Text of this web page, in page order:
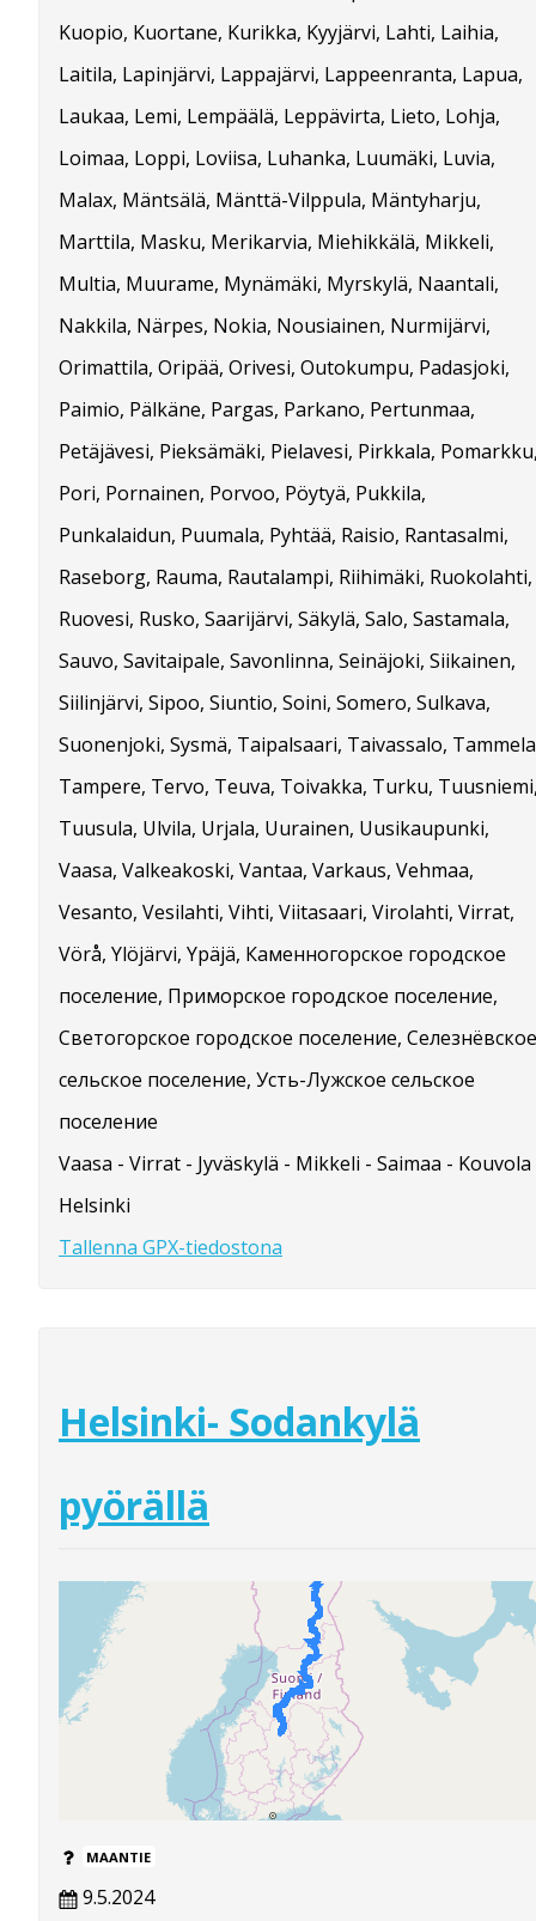
Kuopio, Kuortane, Kurikka, Kyyjärvi, Lahti, Laihia,
Laitila, Lapinjärvi, Lappajärvi, Lappeenranta, Lapua,
Laukaa, Lemi, Lempäälä, Leppävirta, Lieto, Lohja,
Loimaa, Loppi, Loviisa, Luhanka, Luumäki, Luvia,
Malax, Mäntsälä, Mänttä-Vilppula, Mäntyharju,
Marttila, Masku, Merikarvia, Miehikkälä, Mikkeli,
Multia, Muurame, Mynämäki, Myrskylä, Naantali,
Nakkila, Närpes, Nokia, Nousiainen, Nurmijärvi,
Orimattila, Oripää, Orivesi, Outokumpu, Padasjoki,
Paimio, Pälkäne, Pargas, Parkano, Pertunmaa,
Petäjävesi, Pieksämäki, Pielavesi, Pirkkala,
Pori, Pornainen, Porvoo, Pöytyä, Pukkila,
Punkalaidun, Puumala, Pyhtää, Raisio, Rantasalmi,
Raseborg, Rauma, Rautalampi, Riihimäki, Ruokolahti,
Ruovesi, Rusko, Saarijärvi, Säkylä, Salo, Sastamala,
Sauvo, Savitaipale, Savonlinna, Seinäjoki, Siikainen,
Siilinjärvi, Sipoo, Siuntio, Soini, Somero, Sulkava,
Suonenjoki, Sysmä, Taipalsaari, Taivassalo,
Tampere, Tervo, Teuva, Toivakka, Turku,
Tuusula, Ulvila, Urjala, Uurainen, Uusikaupunki,
Vaasa, Valkeakoski, Vantaa, Varkaus, Vehmaa,
Vesanto, Vesilahti, Vihti, Viitasaari, Virolahti, Virrat,
Vörå, Ylöjärvi, Ypäjä, Каменногорское городское
поселение, Приморское городское поселение,
Светогорское городское поселение, Селезнёвское
сельское поселение, Усть-Лужское сельское
поселение
Vaasa - Virrat - Jyväskylä - Mikkeli - Saimaa - Kouvola
Helsinki
Tallenna GPX-tiedostona
Helsinki- Sodankylä
pyörällä
MAANTIE
9.5.2024